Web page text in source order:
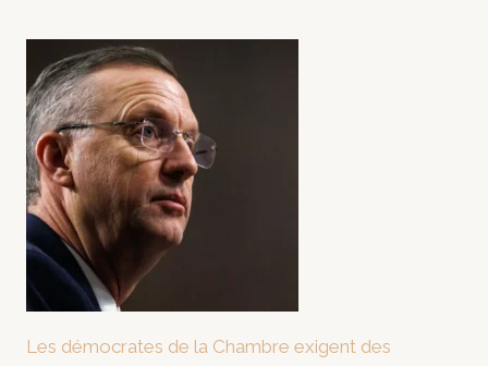
Les démocrates de la Chambre exigent des